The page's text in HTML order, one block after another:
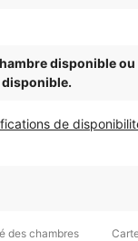
disponible
de
des chambres